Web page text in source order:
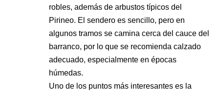
robles, además de arbustos típicos del
Pirineo. El sendero es sencillo, pero en
algunos tramos se camina cerca del cauce del
barranco, por lo que se recomienda calzado
adecuado, especialmente en épocas
húmedas.
Uno de los puntos más interesantes es la